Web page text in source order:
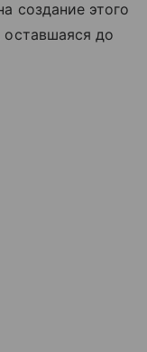
создание этого
до